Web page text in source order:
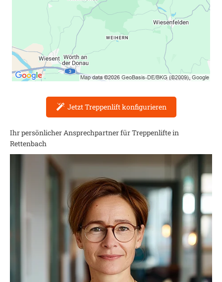
Jetzt Treppenlift konfigurieren
Ihr persönlicher Ansprechpartner für Treppenlifte in
Rettenbach